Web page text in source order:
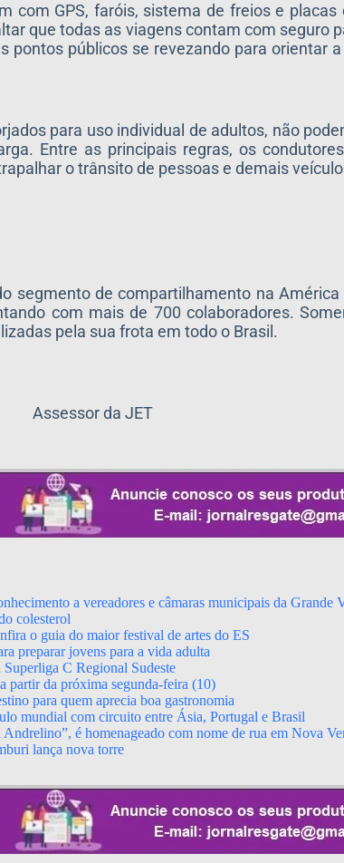
com GPS, faróis, sistema de freios e placas
que todas as viagens contam com seguro
públicos se revezando para orientar
para uso individual de adultos, não
Entre as principais regras, os
o trânsito de pessoas e demais
segmento de compartilhamento na
com mais de 700 colaboradores.
pela sua frota em todo o Brasil.
Assessor da JET
a vereadores e câmaras municipais da Grande
colesterol
o guia do maior festival de artes do ES
preparar jovens para a vida adulta
C Regional Sudeste
partir da próxima segunda-feira (10)
para quem aprecia boa gastronomia
mundial com circuito entre Ásia, Portugal e Brasil
é homenageado com nome de rua em Nova
lança nova torre